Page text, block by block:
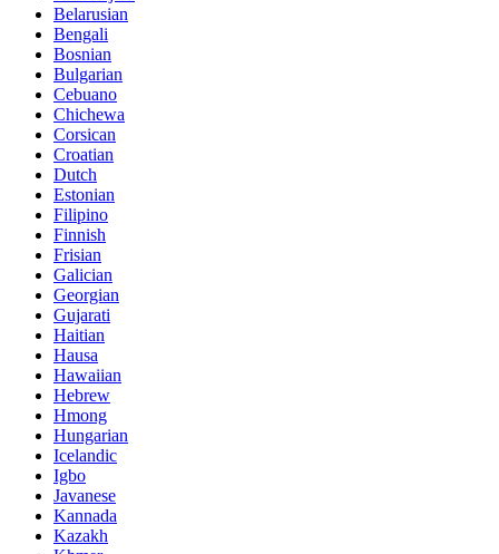
Belarusian
Bengali
Bosnian
Bulgarian
Cebuano
Chichewa
Corsican
Croatian
Dutch
Estonian
Filipino
Finnish
Frisian
Galician
Georgian
Gujarati
Haitian
Hausa
Hawaiian
Hebrew
Hmong
Hungarian
Icelandic
Igbo
Javanese
Kannada
Kazakh